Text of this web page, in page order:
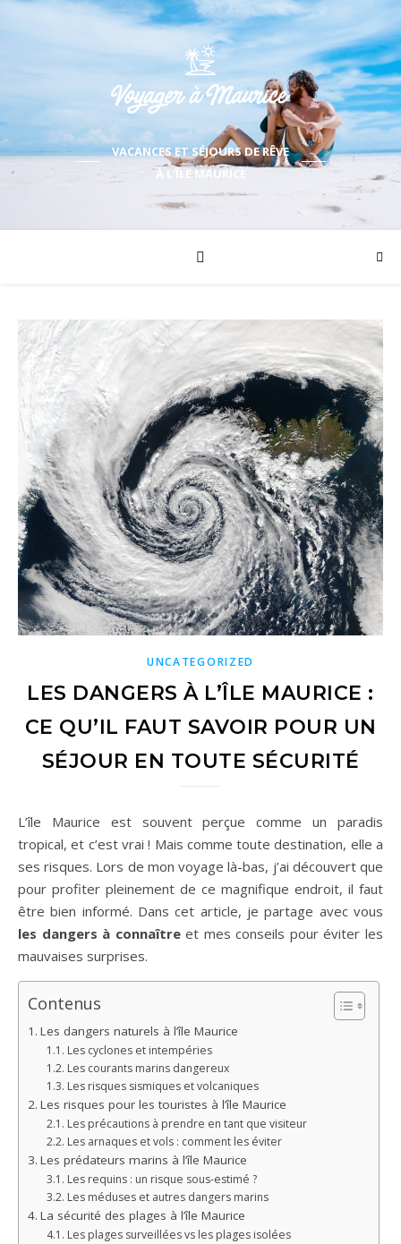
VACANCES ET SÉJOURS DE RÊVE
À L'ÎLE MAURICE
UNCATEGORIZED
LES DANGERS À L’ÎLE MAURICE :
CE QU’IL FAUT SAVOIR POUR UN
SÉJOUR EN TOUTE SÉCURITÉ
L’île Maurice est souvent perçue comme un paradis
tropical, et c’est vrai ! Mais comme toute destination, elle a
ses risques. Lors de mon voyage là-bas, j’ai découvert que
pour profiter pleinement de ce magnifique endroit, il faut
être bien informé. Dans cet article, je partage avec vous
les dangers à connaîtreet mes conseils pour éviter les
mauvaises surprises.
Contenus
Les dangers naturels à l’île Maurice
Les cyclones et intempéries
Les courants marins dangereux
Les risques sismiques et volcaniques
Les risques pour les touristes à l’île Maurice
Les précautions à prendre en tant que visiteur
Les arnaques et vols : comment les éviter
Les prédateurs marins à l’île Maurice
Les requins : un risque sous-estimé ?
Les méduses et autres dangers marins
La sécurité des plages à l’île Maurice
Les plages surveillées vs les plages isolées